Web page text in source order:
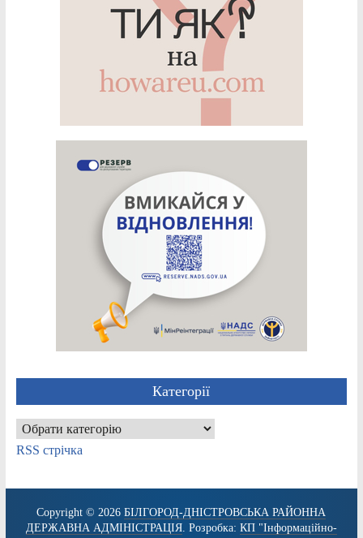
Категорії
Категорії
RSS стрічка
Copyright © 2026БІЛГОРОД-ДНІСТРОВСЬКА РАЙОННА
ДЕРЖАВНА АДМІНІСТРАЦІЯ. Розробка: КП "Інформаційно-